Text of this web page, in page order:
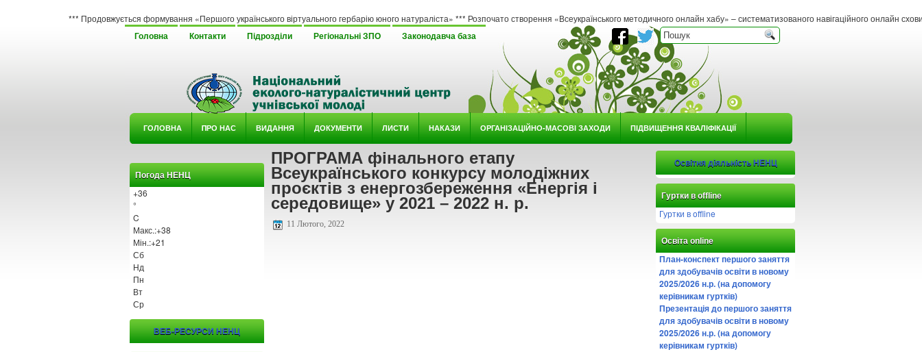
*** Продовжується формування «Першого українського віртуального гербарію юного натураліста» *** Розпочато створення «Всеукраїнського методичного онлайн хабу» – систематизованого навігаційного онлайн сховища
Головна Контакти Підрозділи Регіональні ЗПО Законодавча база
ГОЛОВНА ΠРО НАС ВИДАННЯ ДОКУМЕНТИ ЛИСТИ НАКАЗИ ОРГАНІЗАЦІЙНО-МАСОВІ ЗАХОДИ ПІДВИЩЕННЯ КВАЛІФІКАЦІЇ
Погода НЕНЦ
+36
°
C
Макс.:+38
Мін.:+21
Сб
Нд
Пн
Вт
Ср
ВЕБ-РЕСУРСИ НЕНЦ
ПРОГРАМА фінального етапу
Всеукраїнського конкурсу молодіжних
проєктів з енергозбереження «Енергія і
середовище» у 2021 – 2022 н. р.
11 Лютого, 2022
Освітня діяльність НЕНЦ
Гуртки в offline
Гуртки в offline
Освіта online
План-конспект першого заняття
для здобувачів освіти в новому
2025/2026 н.р. (на допомогу
керівникам гуртків)
Презентація до першого заняття
для здобувачів освіти в новому
2025/2026 н.р. (на допомогу
керівникам гуртків)